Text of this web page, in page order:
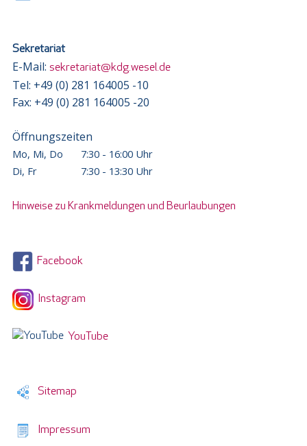
Sekretariat
E-Mail: sekretariat@kdg.wesel.de
Tel: +49 (0) 281 164005 -10
Fax: +49 (0) 281 164005 -20
Öffnungszeiten
Mo, Mi, Do
7:30 - 16:00 Uhr
Di, Fr
7:30 - 13:30 Uhr
Hinweise zu Krankmeldungen und Beurlaubungen
Facebook
Instagram
YouTube
Sitemap
Impressum